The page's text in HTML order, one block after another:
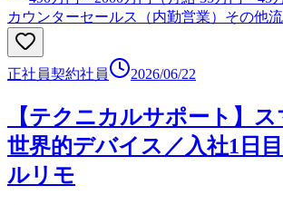
カウンターセールス（内勤営業） その他
正社員契約社員 2026/06/22
【テクニカルサポート】
世界的デバイス／入社1日
ルリモ